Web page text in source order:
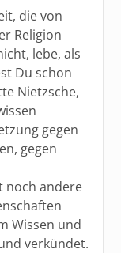
die von
Religion
lebe, als
Du schon
Nietzsche,
gegen
gegen
noch andere
Wissen und
verkündet.